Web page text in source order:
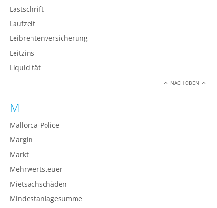
Lastschrift
Laufzeit
Leibrentenversicherung
Leitzins
Liquidität
NACH OBEN
M
Mallorca-Police
Margin
Markt
Mehrwertsteuer
Mietsachschäden
Mindestanlagesumme